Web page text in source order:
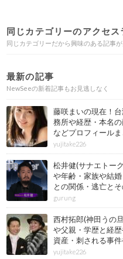
同じカテゴリーのアクセ
同じカテゴリーだから興味のある記事が
最新の記事
NewSeeの新着記事もお見逃しなく
藤咲まいの現在！
務所や経歴・本名
などプロフィール
yujitake226
松井健(サナエトー
や年齢・家族や結
との関係・逃亡と
gurung
西村拓郎(神田うの
や父親・学歴と経
資産・刺される事
婚と子供や自宅・脳
yujitake226